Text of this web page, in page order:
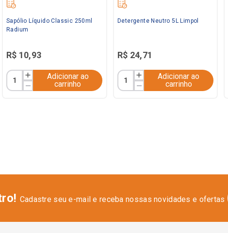
Sapólio Líquido Classic 250ml
Radium
R$ 10,93
Adicionar ao
carrinho
Detergente Neutro 5L Limpol
R$ 24,71
Adicionar ao
carrinho
Cadastre seu e-mail e receba nossas novidades e ofertas